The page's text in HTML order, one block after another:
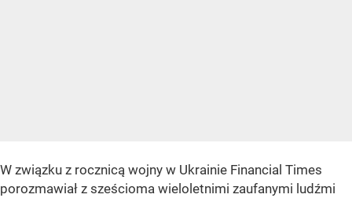
W związku z rocznicą wojny w Ukrainie Financial Times
porozmawiał z sześcioma wieloletnimi zaufanymi ludźmi